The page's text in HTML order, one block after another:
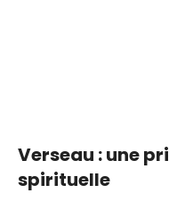
Verseau : une
spirituelle